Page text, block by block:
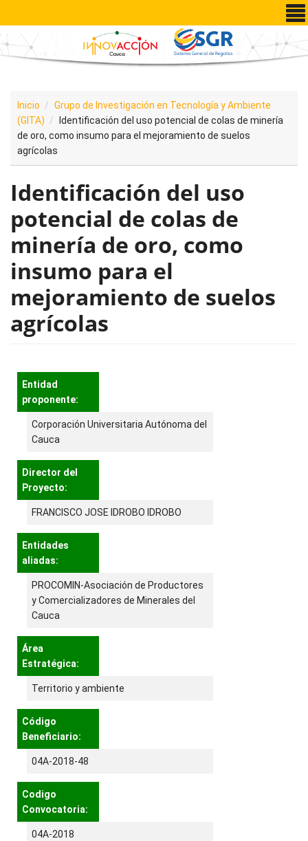
Pasar al contenido principal
Inicio
Grupo de Investigación en Tecnología y Ambiente
(GITA)
Identificación del uso potencial de colas de minería
de oro, como insumo para el mejoramiento de suelos
agrícolas
Identificación del uso
potencial de colas de
minería de oro, como
insumo para el
mejoramiento de suelos
agrícolas
Entidad
proponente:
Corporación Universitaria Autónoma del
Cauca
Director del
Proyecto:
FRANCISCO JOSE IDROBO IDROBO
Entidades
aliadas:
PROCOMIN-Asociación de Productores
y Comercializadores de Minerales del
Cauca
Área
Estratégica:
Territorio y ambiente
Código
Beneficiario:
04A-2018-48
Codigo
Convocatoria:
04A-2018